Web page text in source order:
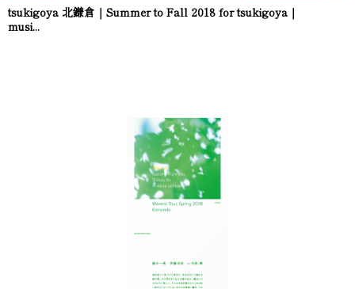
tsukigoya 北鎌倉｜Summer to Fall 2018 for tsukigoya｜
musi...